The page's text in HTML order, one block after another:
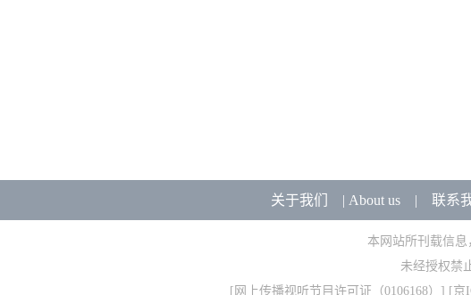
关于我们 | About us| 联系
本网站所刊载信息
未经授权禁
[ 网上传播视听节目许可证（0106168） ] [京